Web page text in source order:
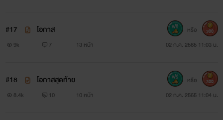
#17 โอกาส
9k 7 13 หน้า 02 ก.ค. 2565 11:03 น.
หรือ 300
#18 โอกาสสุดท้าย
8.4k 10 10 หน้า 02 ก.ค. 2565 11:04 น.
หรือ 300